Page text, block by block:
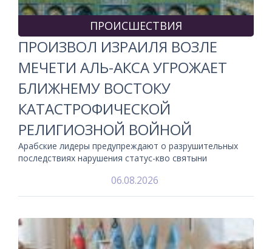
ПРОИСШЕСТВИЯ
ПРОИЗВОЛ ИЗРАИЛЯ ВОЗЛЕ
МЕЧЕТИ АЛЬ-АКСА УГРОЖАЕТ
БЛИЖНЕМУ ВОСТОКУ
КАТАСТРОФИЧЕСКОЙ
РЕЛИГИОЗНОЙ ВОЙНОЙ
Арабские лидеры предупреждают о разрушительных
последствиях нарушения статус-кво святыни
06.08.2026